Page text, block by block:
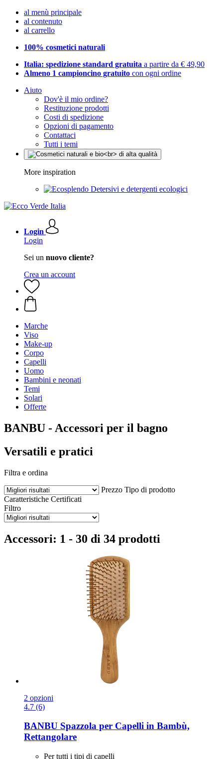
al menù principale
al contenuto
al carrello
100% cosmetici naturali
Italia: spedizione standard gratuita a partire da € 49,90
Almeno 1 campioncino gratuito con ogni ordine
Aiuto
Dov'è il mio ordine?
Restituzione prodotti
Costi di spedizione
Opzioni di pagamento
Contattaci
Tutti i temi
More inspiration
Detersivi e detergenti ecologici
Login
Login
Sei un nuovo cliente?
Crea un account
Marche
Viso
Make-up
Corpo
Capelli
Uomo
Bambini e neonati
Temi
Solari
Offerte
BANBU - Accessori per il bagno
Versatili e pratici
Filtra e ordina
Prezzo Tipo di prodotto
Caratteristiche Certificati
Filtro
Accessori: 1 - 30 di 34 prodotti
2 opzioni
4.7 (6)
BANBU Spazzola per Capelli in Bambù,
Rettangolare
Per tutti i tipi di capelli